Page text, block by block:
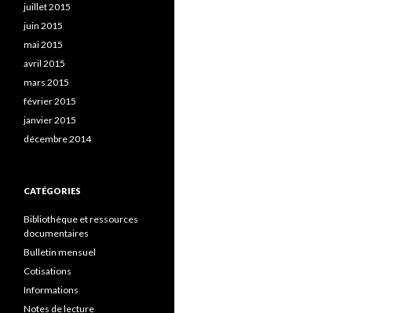
juillet 2015
juin 2015
mai 2015
avril 2015
mars 2015
février 2015
janvier 2015
décembre 2014
CATÉGORIES
Bibliothèque et ressources
documentaires
Bulletin mensuel
Cotisations
Informations
Notes de lecture